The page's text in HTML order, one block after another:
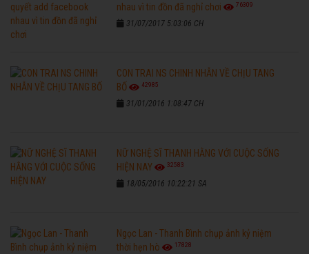
nhau vì tin đồn đã nghỉ chơi
76309
31/07/2017 5:03:06 CH
CON TRAI NS CHINH NHẪN VỀ CHỊU TANG
BỐ
42985
31/01/2016 1:08:47 CH
NỮ NGHỆ SĨ THANH HẰNG VỚI CUỘC SỐNG
HIỆN NAY
32583
18/05/2016 10:22:21 SA
Ngọc Lan - Thanh Bình chụp ảnh kỷ niệm
thời hẹn hò
17828